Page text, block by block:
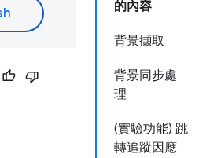
的內容
背景擷取
背景同步處
理
(實驗功能) 跳
轉追蹤因應